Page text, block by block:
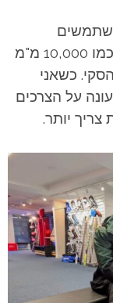
מתקדמים או מקצוענים, בעוד שרמות כמו 10,000 מ"מ
הסקי. כשאני
על הצרכים
צריך יותר.